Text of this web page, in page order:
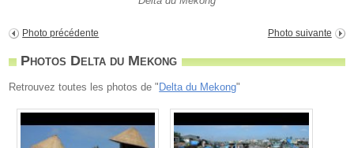
Photo précédente Photo suivante
Photos Delta du Mekong
Retrouvez toutes les photos de " Delta du Mekong"